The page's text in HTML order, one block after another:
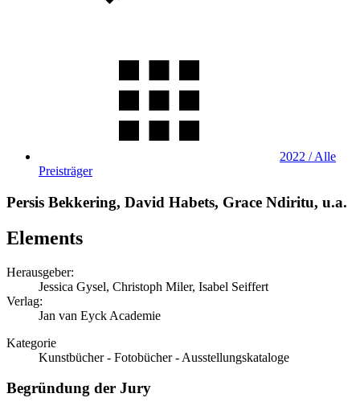
2022 / Alle
Preisträger
Persis Bekkering, David Habets, Grace Ndiritu, u.a.
Elements
Herausgeber:
Jessica Gysel, Christoph Miler, Isabel Seiffert
Verlag:
Jan van Eyck Academie
Kategorie
Kunstbücher - Fotobücher - Ausstellungskataloge
Begründung der Jury